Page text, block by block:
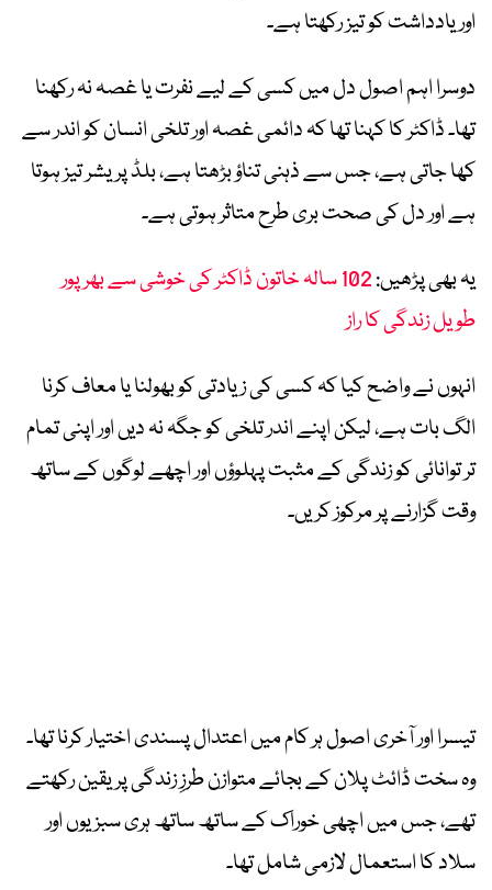
اور یادداشت کو تیز رکھتا ہے۔
دوسرا اہم اصول دل میں کسی کے لیے نفرت یا غصہ نہ رکھنا
تھا۔ ڈاکٹر کا کہنا تھا کہ دائمی غصہ اور تلخی انسان کو اندر سے
کھا جاتی ہے، جس سے ذہنی تناؤ بڑھتا ہے، بلڈ پریشر تیز ہوتا
ہے اور دل کی صحت بری طرح متاثر ہوتی ہے۔
یہ بھی پڑھیں:
102 سالہ خاتون ڈاکٹر کی خوشی سے بھرپور
طویل زندگی کا راز
انہوں نے واضح کیا کہ کسی کی زیادتی کو بھولنا یا معاف کرنا
الگ بات ہے، لیکن اپنے اندر تلخی کو جگہ نہ دیں اور اپنی تمام
تر توانائی کو زندگی کے مثبت پہلوؤں اور اچھے لوگوں کے ساتھ
وقت گزارنے پر مرکوز کریں۔
تیسرا اور آخری اصول ہر کام میں اعتدال پسندی اختیار کرنا تھا۔
وہ سخت ڈائٹ پلان کے بجائے متوازن طرزِ زندگی پر یقین رکھتے
تھے، جس میں اچھی خوراک کے ساتھ ساتھ ہری سبزیوں اور
سلاد کا استعمال لازمی شامل تھا۔